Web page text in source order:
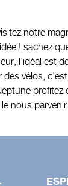
notre
! sachez
l’idéal est
des vélos,
profitez
nous parvenir.